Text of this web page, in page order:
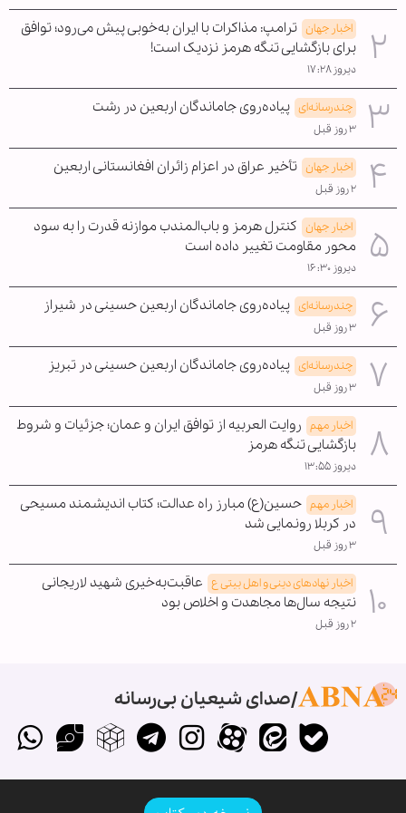
اخبار جهان ترامپ: مذاکرات با ایران به‌خوبی پیش می‌رود؛ توافق
برای بازگشایی تنگه هرمز نزدیک است!
دیروز ۱۷:۲۸
چندرسانه‌ای پیاده‌روی جاماندگان اربعین در رشت
۳ روز قبل
اخبار جهان تأخیر عراق در اعزام زائران افغانستانی اربعین
۲ روز قبل
اخبار جهان کنترل هرمز و باب‌المندب موازنه قدرت را به سود
محور مقاومت تغییر داده است
دیروز ۱۶:۳۰
چندرسانه‌ای پیاده‌روی جاماندگان اربعین حسینی در شیراز
۳ روز قبل
چندرسانه‌ای پیاده‌روی جاماندگان اربعین حسینی در تبریز
۳ روز قبل
اخبار مهم روایت العربیه از توافق ایران و عمان؛ جزئیات و شروط
بازگشایی تنگه هرمز
دیروز ۱۳:۵۵
اخبار مهم حسین(ع) مبارز راه عدالت؛ کتاب اندیشمند مسیحی
در کربلا رونمایی شد
۳ روز قبل
اخبار نهادهای دینی و اهل بیتی ع عاقبت‌به‌خیری شهید لاریجانی
نتیجه سال‌ها مجاهدت و اخلاص بود
۲ روز قبل
صدای شیعیان بی‌رسانه